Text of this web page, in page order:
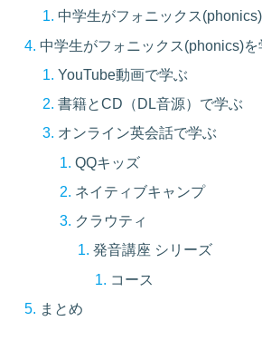
中学生がフォニックス
中学生がフォニックス(phonics)
YouTube動画で学ぶ
書籍とCD（DL音源）で学ぶ
オンライン英会話で学ぶ
QQキッズ
ネイティブキャンプ
クラウティ
発音講座 シリーズ
コース
まとめ